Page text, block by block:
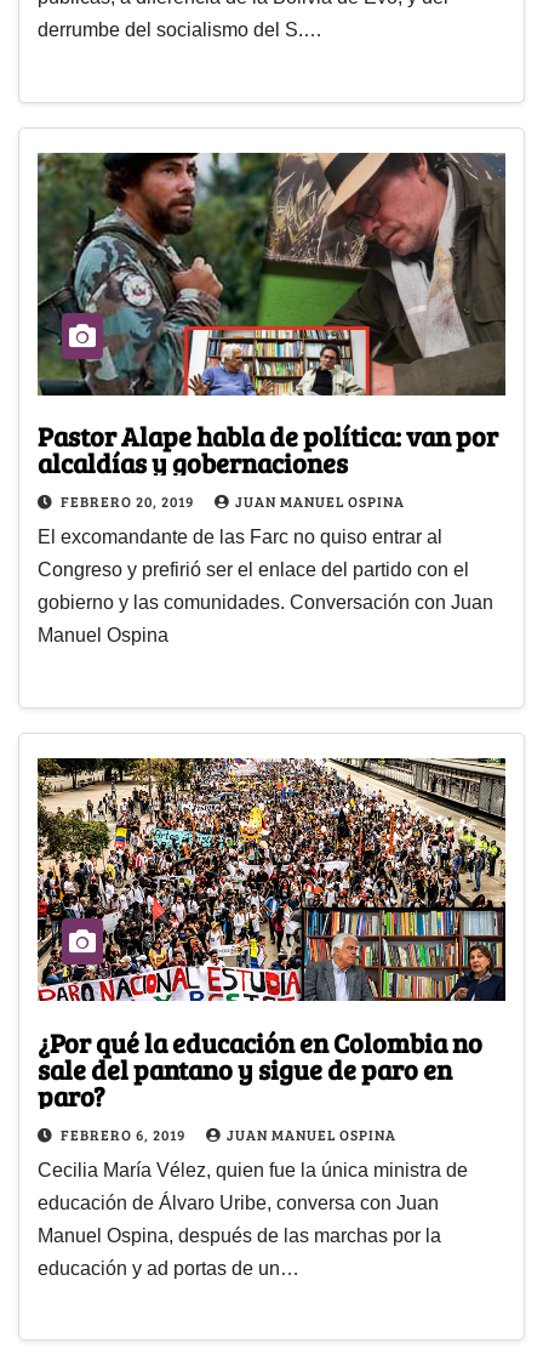
derrumbe del socialismo del S.…
Pastor Alape habla de política: van por
alcaldías y gobernaciones
FEBRERO 20, 2019 JUAN MANUEL OSPINA
El excomandante de las Farc no quiso entrar al
Congreso y prefirió ser el enlace del partido con el
gobierno y las comunidades. Conversación con Juan
Manuel Ospina
¿Por qué la educación en Colombia no
sale del pantano y sigue de paro en
paro?
FEBRERO 6, 2019 JUAN MANUEL OSPINA
Cecilia María Vélez, quien fue la única ministra de
educación de Álvaro Uribe, conversa con Juan
Manuel Ospina, después de las marchas por la
educación y ad portas de un…